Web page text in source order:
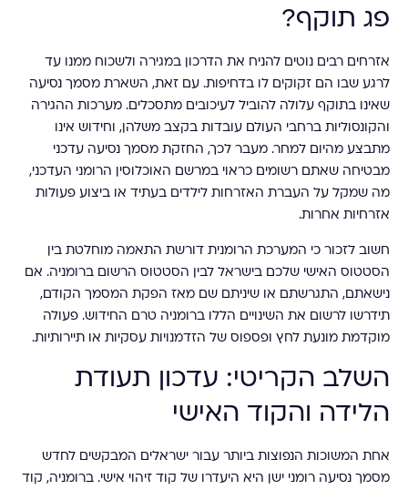
פג תוקף?
אזרחים רבים נוטים להניח את הדרכון במגירה ולשכוח ממנו עד
לרגע שבו הם זקוקים לו בדחיפות. עם זאת, השארת מסמך נסיעה
שאינו בתוקף עלולה להוביל לעיכובים מתסכלים. מערכות ההגירה
והקונסוליות ברחבי העולם עובדות בקצב משלהן, וחידוש אינו
מתבצע מהיום למחר. מעבר לכך, החזקת מסמך נסיעה עדכני
מבטיחה שאתם רשומים כראוי במרשם האוכלוסין הרומני העדכני,
מה שמקל על העברת האזרחות לילדים בעתיד או ביצוע פעולות
אזרחיות אחרות.
חשוב לזכור כי המערכת הרומנית דורשת התאמה מוחלטת בין
הסטטוס האישי שלכם בישראל לבין הסטטוס הרשום ברומניה. אם
נישאתם, התגרשתם או שיניתם שם מאז הפקת המסמך הקודם,
תידרשו לרשום את השינויים הללו ברומניה טרם החידוש. פעולה
מוקדמת מונעת לחץ ופספוס של הזדמנויות עסקיות או תיירותיות.
השלב הקריטי: עדכון תעודת
הלידה והקוד האישי
אחת המשוכות הנפוצות ביותר עבור ישראלים המבקשים לחדש
מסמך נסיעה רומני ישן היא היעדרו של קוד זיהוי אישי. ברומניה, קוד